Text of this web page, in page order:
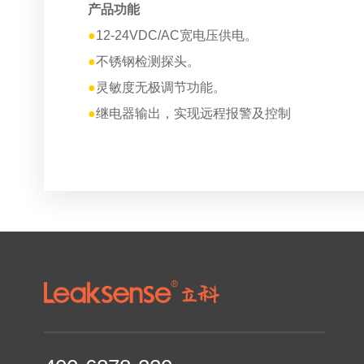
产品功能
●12-24VDC/AC宽电压供电。
●不锈钢检测探头。
●灵敏度无极调节功能。
●继电器输出，实现远程报警及控制